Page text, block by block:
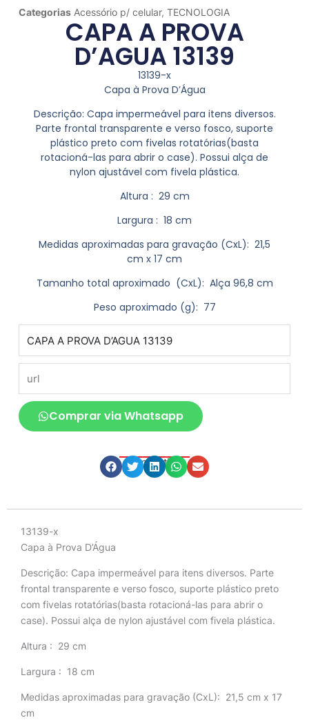
Categorias Acessório p/ celular, TECNOLOGIA
CAPA A PROVA
D’AGUA 13139
13139-x
Capa à Prova D’Água
Descrição: Capa impermeável para itens diversos.
Parte frontal transparente e verso fosco, suporte
plástico preto com fivelas rotatórias(basta
rotacioná-las para abrir o case). Possui alça de
nylon ajustável com fivela plástica.
Altura : 29 cm
Largura : 18 cm
Medidas aproximadas para gravação (CxL): 21,5
cm x 17 cm
Tamanho total aproximado (CxL): Alça 96,8 cm
Peso aproximado (g): 77
Comprar via Whatsapp
Compartilhe
13139-x
Capa à Prova D’Água
Descrição: Capa impermeável para itens diversos. Parte
frontal transparente e verso fosco, suporte plástico preto
com fivelas rotatórias(basta rotacioná-las para abrir o
case). Possui alça de nylon ajustável com fivela plástica.
Altura : 29 cm
Largura : 18 cm
Medidas aproximadas para gravação (CxL): 21,5 cm x 17
cm